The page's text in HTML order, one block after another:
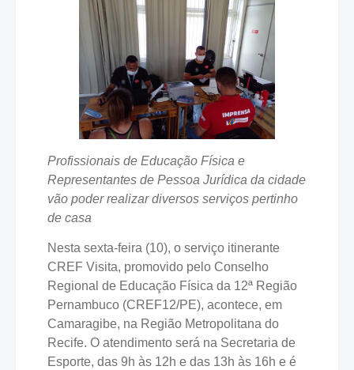
Profissionais de Educação Física e
Representantes de Pessoa Jurídica da cidade
vão poder realizar diversos serviços pertinho
de casa
Nesta sexta-feira (10), o serviço itinerante
CREF Visita, promovido pelo Conselho
Regional de Educação Física da 12ª Região
Pernambuco (CREF12/PE), acontece, em
Camaragibe, na Região Metropolitana do
Recife. O atendimento será na Secretaria de
Esporte, das 9h às 12h e das 13h às 16h e é